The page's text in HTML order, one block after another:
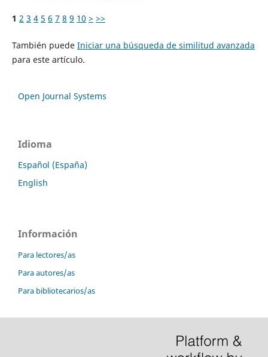
1 2 3 4 5 6 7 8 9 10 > >>
También puede Iniciar una búsqueda de similitud avanzada
para este artículo.
Open Journal Systems
Idioma
Español (España)
English
Información
Para lectores/as
Para autores/as
Para bibliotecarios/as